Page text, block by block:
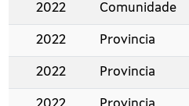
2022 Comunidade
2022 Provincia
2022 Provincia